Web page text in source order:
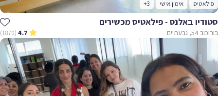
אימון אישי +3
באלנס - פילאטיס מכשירים
4.7
(1870)